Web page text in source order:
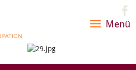
Menü
Toggle